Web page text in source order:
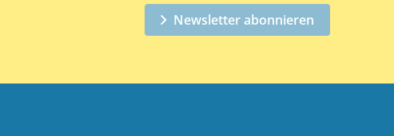
Newsletter abonnieren